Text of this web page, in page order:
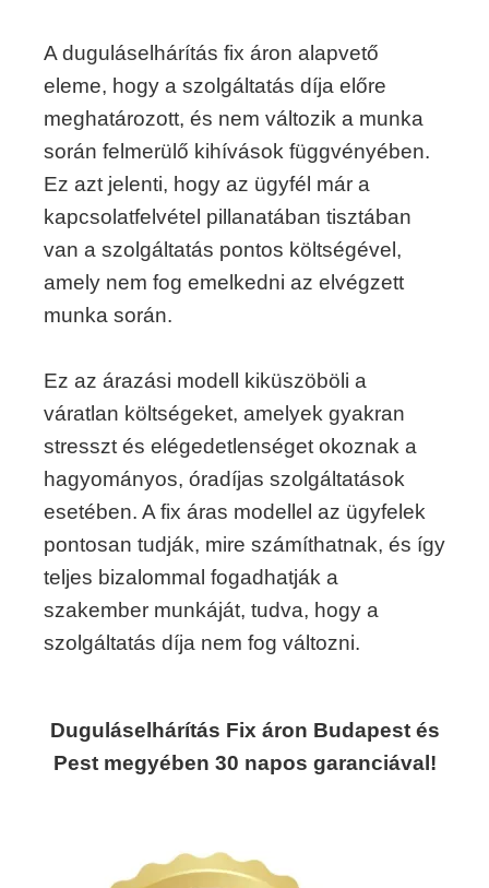
A duguláselhárítás fix áron alapvető
eleme, hogy a szolgáltatás díja előre
meghatározott, és nem változik a munka
során felmerülő kihívások függvényében.
Ez azt jelenti, hogy az ügyfél már a
kapcsolatfelvétel pillanatában tisztában
van a szolgáltatás pontos költségével,
amely nem fog emelkedni az elvégzett
munka során.
Ez az árazási modell kiküszöböli a
váratlan költségeket, amelyek gyakran
stresszt és elégedetlenséget okoznak a
hagyományos, óradíjas szolgáltatások
esetében. A fix áras modellel az ügyfelek
pontosan tudják, mire számíthatnak, és így
teljes bizalommal fogadhatják a
szakember munkáját, tudva, hogy a
szolgáltatás díja nem fog változni.
Duguláselhárítás Fix áron Budapest és
Pest megyében 30 napos garanciával!